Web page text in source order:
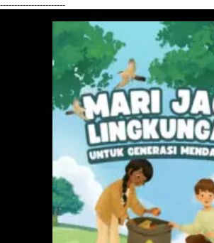
-----------------------